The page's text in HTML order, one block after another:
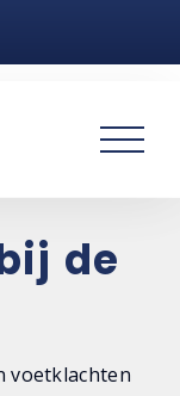
de
voetklachten